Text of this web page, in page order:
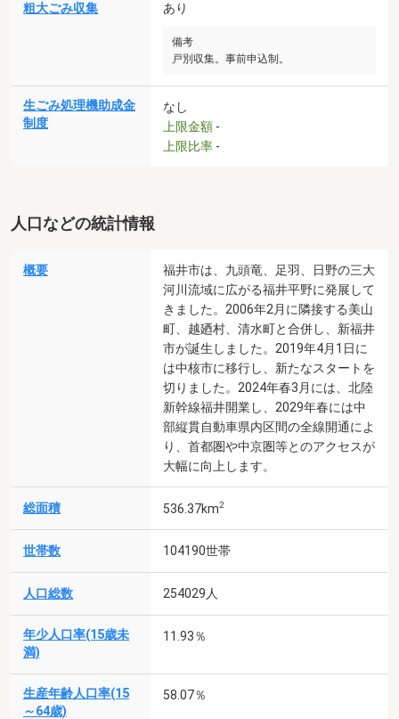
粗大ごみ収集 あり
備考
戸別収集。事前申込制。
生ごみ処理機助成金
制度
なし
上限金額 -
上限比率 -
人口などの統計情報
概要
福井市は、九頭竜、足羽、日野の三大
河川流域に広がる福井平野に発展して
きました。2006年2月に隣接する美山
町、越廼村、清水町と合併し、新福井
市が誕生しました。2019年4月1日に
は中核市に移行し、新たなスタートを
切りました。2024年春3月には、北陸
新幹線福井開業し、2029年春には中
部縦貫自動車県内区間の全線開通によ
り、首都圏や中京圏等とのアクセスが
大幅に向上します。
総面積 536.37km2
世帯数 104190世帯
人口総数 254029人
年少人口率(15歳未
満)
11.93％
生産年齢人口率(15
～64歳)
58.07％